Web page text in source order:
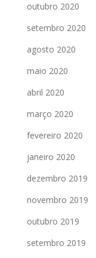
outubro 2020
setembro 2020
agosto 2020
maio 2020
abril 2020
março 2020
fevereiro 2020
janeiro 2020
dezembro 2019
novembro 2019
outubro 2019
setembro 2019